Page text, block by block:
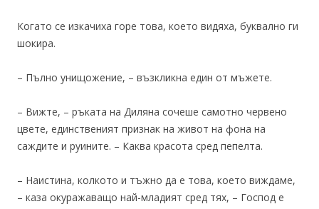
Когато се изкачиха горе това, което видяха, буквално ги
шокира.
– Пълно унищожение, – възкликна един от мъжете.
– Вижте, – ръката на Диляна сочеше самотно червено
цвете, единственият признак на живот на фона на
саждите и руините. – Каква красота сред пепелта.
– Наистина, колкото и тъжно да е това, което виждаме,
– каза окуражаващо най-младият сред тях, – Господ е